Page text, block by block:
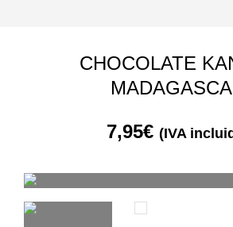
CHOCOLATE
7,95€ (IVA